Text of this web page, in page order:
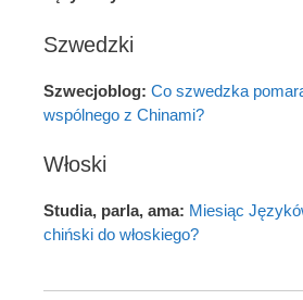
Szwedzki
Szwecjoblog: Co szwedzka
wspólnego z Chinami?
Włoski
Studia, parla, ama: Miesiąc
chiński do włoskiego?